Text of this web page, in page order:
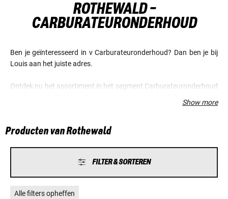
ROTHEWALD -
CARBURATEURONDERHOUD
Ben je geïnteresseerd in v Carburateuronderhoud? Dan ben je bij
Louis aan het juiste adres.
Ontdek nu het assortiment in het segment Carburateuronderhoud
Show more
Producten van Rothewald
FILTER & SORTEREN
Alle filters opheffen